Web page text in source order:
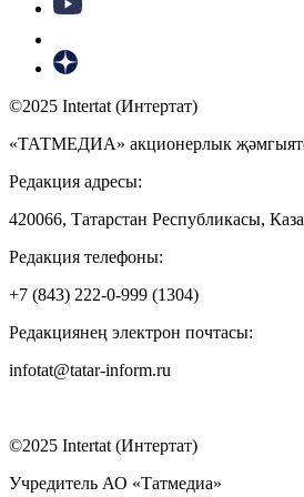
©2025 Intertat (Интертат)
«ТАТМЕДИА» акционерлык
Редакция адресы:
420066, Татарстан Республикасы,
Редакция телефоны:
+7 (843) 222-0-999 (1304)
Редакциянең электрон почтасы:
infotat@tatar-inform.ru
©2025 Intertat (Интертат)
Учредитель АО «Татмедиа»